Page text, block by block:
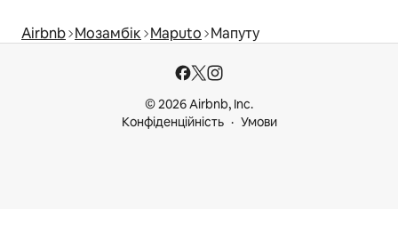
Airbnb Мозамбік Maputo Мапуту
© 2026 Airbnb, Inc.
Конфіденційність
Умови